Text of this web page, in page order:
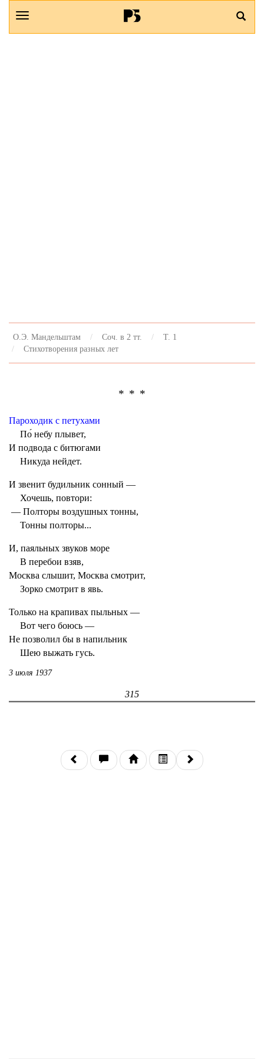
О.Э. Мандельштам Соч. в 2 тт.
Т. 1
Стихотворения разных лет
* * *
Пароходик с петухами
По́ небу плывет,
И подвода с битюгами
Никуда нейдет.
И звенит будильник сонный —
Хочешь, повтори:
— Полторы воздушных тонны,
Тонны полторы...
И, паяльных звуков море
В перебои взяв,
Москва слышит, Москва смотрит,
Зорко смотрит в явь.
Только на крапивах пыльных —
Вот чего боюсь —
Не позволил бы в напильник
Шею выжать гусь.
3 июля 1937
315